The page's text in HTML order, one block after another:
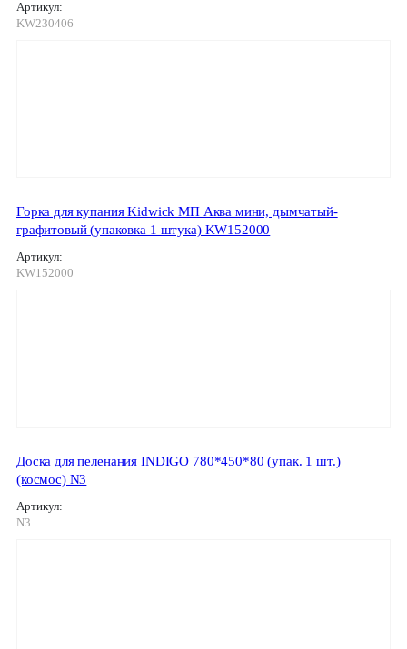
Артикул:
KW230406
Горка для купания Kidwick МП Аква мини, дымчатый-
графитовый (упаковка 1 штука) KW152000
Артикул:
KW152000
Доска для пеленания INDIGO 780*450*80 (упак. 1 шт.)
(космос) N3
Артикул:
N3